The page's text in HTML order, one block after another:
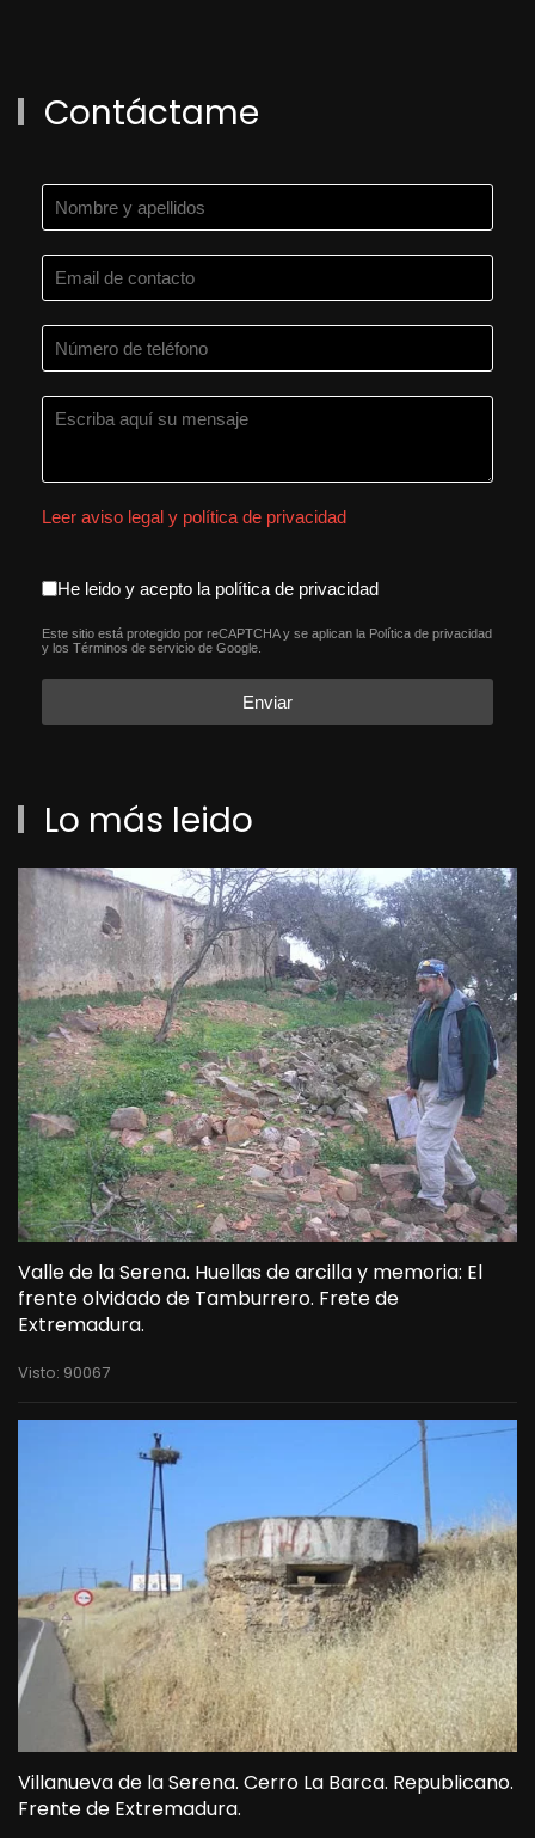
Contáctame
Leer aviso legal y política de privacidad
aceptacion política de
He leido y acepto la política de privacidad
reCAPTCHA*
Este sitio está protegido por reCAPTCHA y se aplican la Política de privacidad
y los Términos de servicio de Google.
Enviar
Lo más leido
Valle de la Serena. Huellas de arcilla y memoria: El
frente olvidado de Tamburrero. Frete de
Extremadura.
Visto: 90067
Villanueva de la Serena. Cerro La Barca. Republicano.
Frente de Extremadura.